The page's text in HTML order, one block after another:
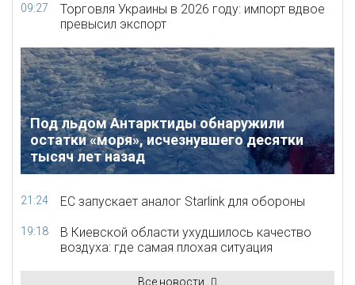
09:27
Торговля Украины в 2026 году: импорт вдвое
превысил экспорт
Под льдом Антарктиды обнаружили
остатки «моря», исчезнувшего десятки
тысяч лет назад
21:24 ЕС запускает аналог Starlink для обороны
19:18
В Киевской области ухудшилось качество
воздуха: где самая плохая ситуация
Все новости